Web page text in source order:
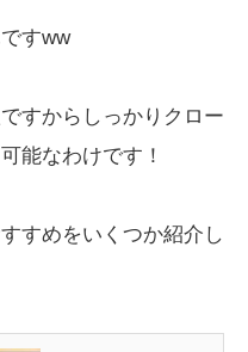
すww
すからしっかりクロー
能なわけです！
すめをいくつか紹介し